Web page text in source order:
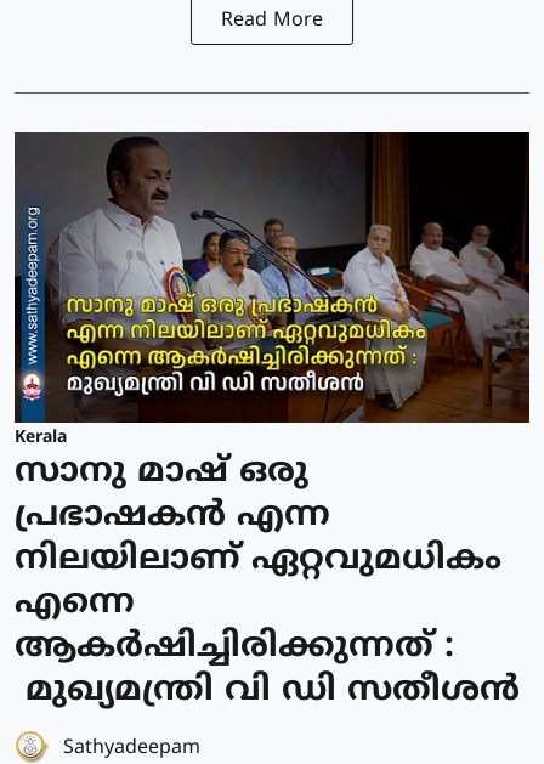
Read More
Kerala
സാനു മാഷ് ഒരു
പ്രഭാഷകൻ എന്ന
നിലയിലാണ് ഏറ്റവുമധികം
എന്നെ
ആകർഷിച്ചിരിക്കുന്നത് :
മുഖ്യമന്ത്രി വി ഡി സതീശൻ
Sathyadeepam